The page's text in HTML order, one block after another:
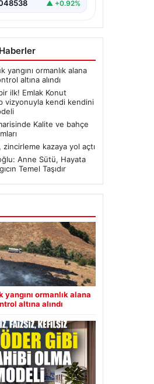
▲ +0.92%
yangını ormanlık alana
altına alındı
ilk! Emlak Konut
vizyonuyla kendi kendini
Kalite ve bahçe
zincirleme kazaya yol açtı
Anne Sütü, Hayata
Temel Taşıdır
yangını ormanlık alana
altına alındı